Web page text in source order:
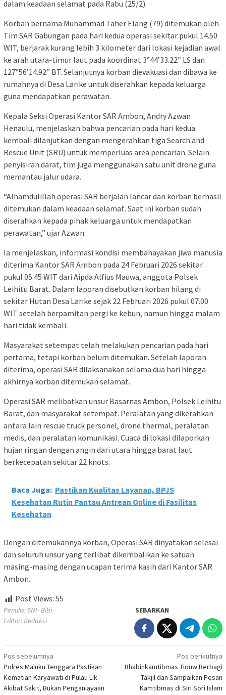
dalam keadaan selamat pada Rabu (25/2).
Korban bernama Muhammad Taher Elang (79) ditemukan oleh
Tim SAR Gabungan pada hari kedua operasi sekitar pukul 14.50
WIT, berjarak kurang lebih 3 kilometer dari lokasi kejadian awal
ke arah utara-timur laut pada koordinat 3°44’33.22″ LS dan
127°56’14.92″ BT. Selanjutnya korban dievakuasi dan dibawa ke
rumahnya di Desa Larike untuk diserahkan kepada keluarga
guna mendapatkan perawatan.
Kepala Seksi Operasi Kantor SAR Ambon, Andry Azwan
Henaulu, menjelaskan bahwa pencarian pada hari kedua
kembali dilanjutkan dengan mengerahkan tiga Search and
Rescue Unit (SRU) untuk memperluas area pencarian. Selain
penyisiran darat, tim juga menggunakan satu unit drone guna
memantau jalur udara.
“Alhamdulillah operasi SAR berjalan lancar dan korban berhasil
ditemukan dalam keadaan selamat. Saat ini korban sudah
diserahkan kepada pihak keluarga untuk mendapatkan
perawatan,” ujar Azwan.
Ia menjelaskan, informasi kondisi membahayakan jiwa manusia
diterima Kantor SAR Ambon pada 24 Februari 2026 sekitar
pukul 05.45 WIT dari Aipda Alfius Mauwa, anggota Polsek
Leihitu Barat. Dalam laporan disebutkan korban hilang di
sekitar Hutan Desa Larike sejak 22 Februari 2026 pukul 07.00
WIT setelah berpamitan pergi ke kebun, namun hingga malam
hari tidak kembali.
Masyarakat setempat telah melakukan pencarian pada hari
pertama, tetapi korban belum ditemukan. Setelah laporan
diterima, operasi SAR dilaksanakan selama dua hari hingga
akhirnya korban ditemukan selamat.
Operasi SAR melibatkan unsur Basarnas Ambon, Polsek Leihitu
Barat, dan masyarakat setempat. Peralatan yang dikerahkan
antara lain rescue truck personel, drone thermal, peralatan
medis, dan peralatan komunikasi. Cuaca di lokasi dilaporkan
hujan ringan dengan angin dari utara hingga barat laut
berkecepatan sekitar 22 knots.
Baca Juga: Pastikan Kualitas Layanan, BPJS
Kesehatan Rutin Pantau Antrean Online di Fasilitas
Kesehatan
Dengan ditemukannya korban, Operasi SAR dinyatakan selesai
dan seluruh unsur yang terlibat dikembalikan ke satuan
masing-masing dengan ucapan terima kasih dari Kantor SAR
Ambon.
Post Views: 55
Penulis: SNI- Bibi
Editor: Redaksi
SEBARKAN
Navigasi
pos
Pos sebelumnya
Polres Maluku Tenggara Pastikan
Kematian Karyawati di Pulau Lik
Akibat Sakit, Bukan Penganiayaan
Pos berikutnya
Bhabinkamtibmas Tiouw Berbagi
Takjil dan Sampaikan Pesan
Kamtibmas di Siri Sori Islam